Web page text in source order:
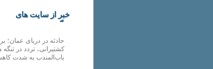
خبر از سایت های
دیگر
حادثه در دریای عمان؛
کشتیرانی، تردد در تنگه
باب‌المندب به شدت